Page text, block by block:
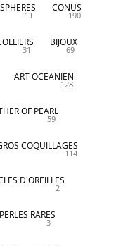
SPHERES
11
CONUS
190
31
BIJOUX
69
ART OCEANIEN
128
OF PEARL
59
COQUILLAGES
114
D'OREILLES
2
PERLES RARES
3